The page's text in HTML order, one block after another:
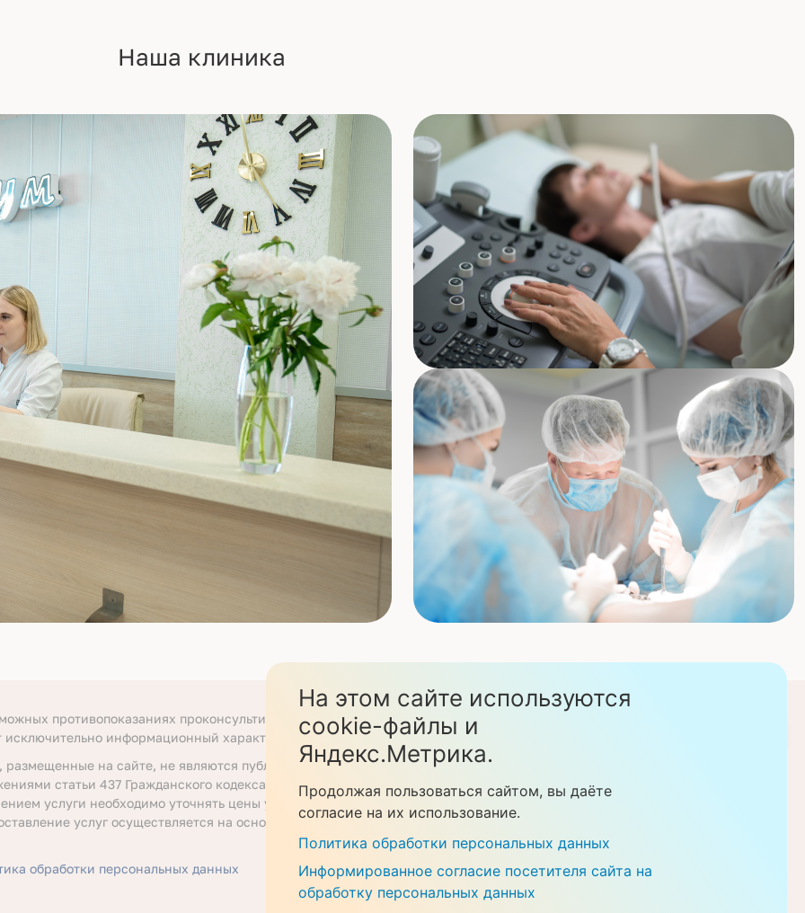
Наша клиника
противопоказаниях проконсультируйтесь со специалистом. Данный сайт
исключительно информационный характер.
размещенные на сайте, не являются публичной офертой, определяемой
статьи 437 Гражданского кодекса Российской Федерации. Перед
услуги необходимо уточнять цены у ответственных сотрудников клиники.
услуг осуществляется на основании договора об оказании медицинских
обработки персональных данных
На этом сайте используются
cookie-файлы и
Яндекс.Метрика.
Продолжая пользоваться сайтом, вы даёте
согласие на их использование.
Политика обработки персональных данных
Информированное согласие посетителя сайта на
обработку персональных данных